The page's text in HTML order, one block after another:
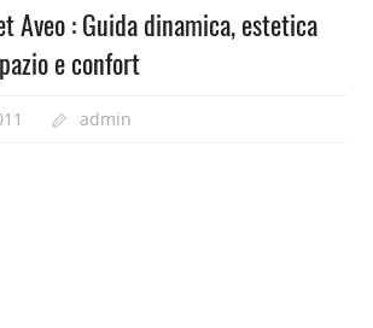
Aveo : Guida dinamica, estetica
e confort
admin